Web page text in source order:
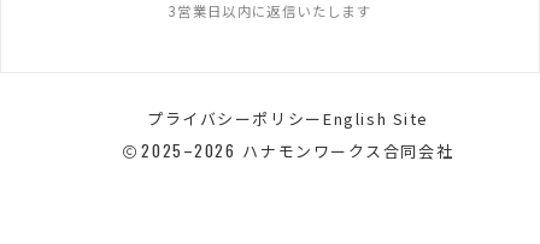
3営業日以内に返信いたします
プライバシーポリシーEnglish Site
2025–2026 ハナモンワークス合同会社